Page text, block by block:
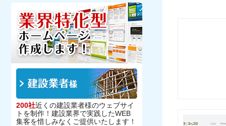
200社近くの建設業者様のウェブサイ
トを制作！建設業界で実践したWEB
集客を惜しみなくご提供いたします！